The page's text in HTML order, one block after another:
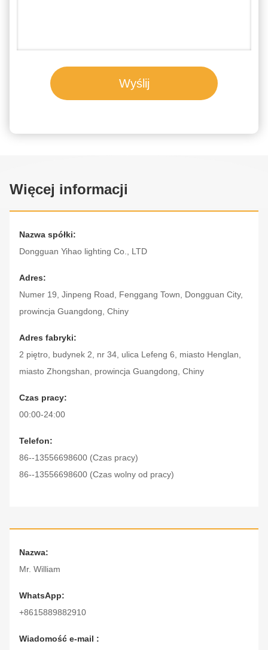
Wyślij
Więcej informacji
Nazwa spółki:
Dongguan Yihao lighting Co., LTD
Adres:
Numer 19, Jinpeng Road, Fenggang Town, Dongguan City,
prowincja Guangdong, Chiny
Adres fabryki:
2 piętro, budynek 2, nr 34, ulica Lefeng 6, miasto Henglan,
miasto Zhongshan, prowincja Guangdong, Chiny
Czas pracy:
00:00-24:00
Telefon:
86--13556698600 (Czas pracy)
86--13556698600 (Czas wolny od pracy)
Nazwa:
Mr. William
WhatsApp:
+8615889882910
Wiadomość e-mail :